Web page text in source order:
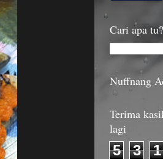
Cari apa tu?
Nuffnang
Terima
lagi
5 3 1